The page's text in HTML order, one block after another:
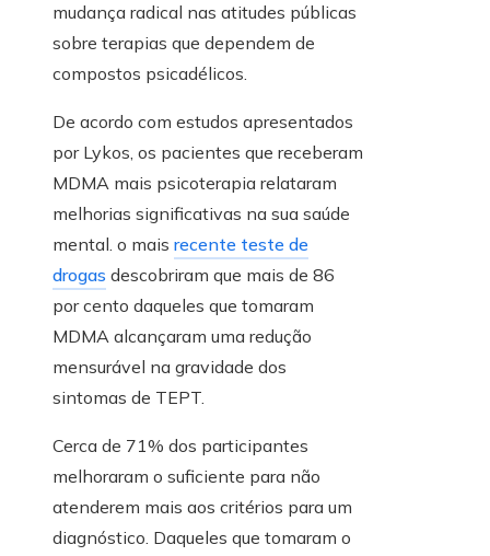
mudança radical nas atitudes públicas
sobre terapias que dependem de
compostos psicadélicos.
De acordo com estudos apresentados
por Lykos, os pacientes que receberam
MDMA mais psicoterapia relataram
melhorias significativas na sua saúde
mental. o mais recente teste de
drogas descobriram que mais de 86
por cento daqueles que tomaram
MDMA alcançaram uma redução
mensurável na gravidade dos
sintomas de TEPT.
Cerca de 71% dos participantes
melhoraram o suficiente para não
atenderem mais aos critérios para um
diagnóstico. Daqueles que tomaram o